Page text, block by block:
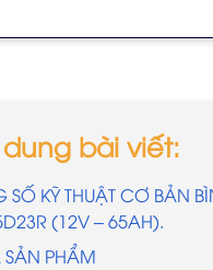
bài viết:
SỐ KỸ THUẬT CƠ BẢN
(12V – 65AH).
PHẨM